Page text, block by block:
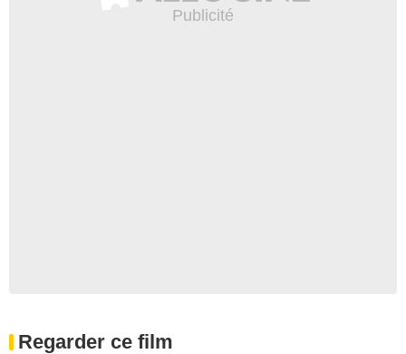
Regarder ce film